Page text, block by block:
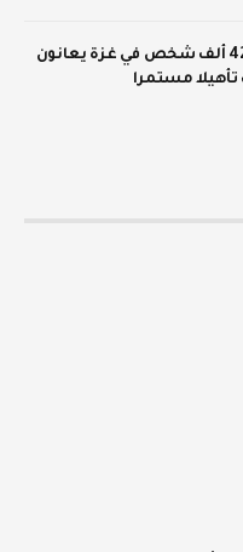
الإحصاء الفلسطيني: 42 ألف شخص في غزة يعانون
مستمرا